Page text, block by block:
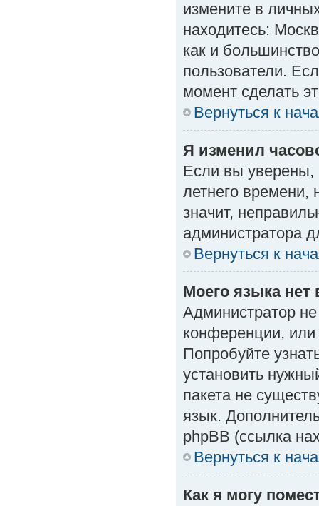
измените в
находитесь:
как и
пользователи.
момент сделать
Вернуться к
Я изменил
Если вы уверены,
летнего времени,
значит,
администратора
Вернуться к
Моего языка нет
Администратор
конференции,
Попробуйте
установить
пакета не
язык.
phpBB (ссылка
Вернуться к
Как я могу